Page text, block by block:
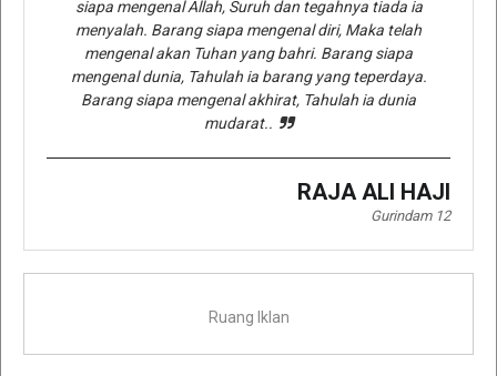
siapa mengenal Allah, Suruh dan tegahnya tiada ia
menyalah. Barang siapa mengenal diri, Maka telah
mengenal akan Tuhan yang bahri. Barang siapa
mengenal dunia, Tahulah ia barang yang teperdaya.
Barang siapa mengenal akhirat, Tahulah ia dunia
mudarat..
RAJA ALI HAJI
Gurindam 12
Ruang Iklan